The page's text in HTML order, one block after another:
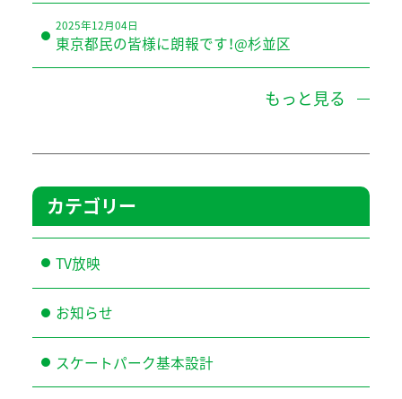
2025年12月04日
東京都民の皆様に朗報です！@杉並区
もっと見る
カテゴリー
TV放映
お知らせ
スケートパーク基本設計